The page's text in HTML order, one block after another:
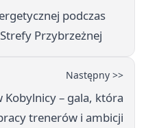
podczas
Przybrzeżnej
Następny >>
Kobylnicy – gala, która
trenerów i ambicji